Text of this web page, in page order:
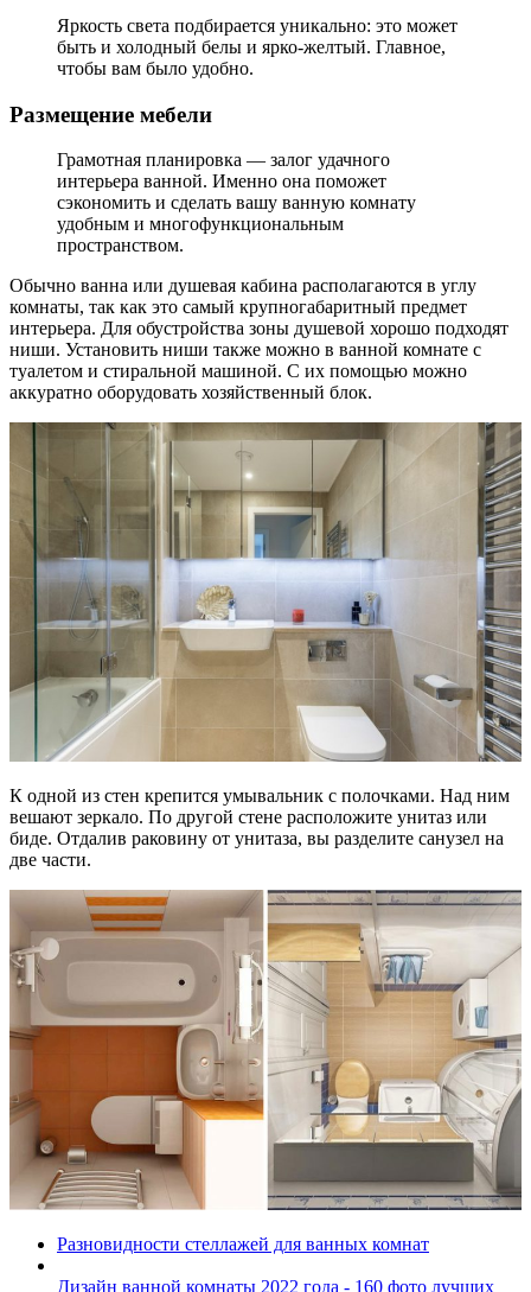
Яркость света подбирается уникально: это может
быть и холодный белы и ярко-желтый. Главное,
чтобы вам было удобно.
Размещение мебели
Грамотная планировка — залог удачного
интерьера ванной. Именно она поможет
сэкономить и сделать вашу ванную комнату
удобным и многофункциональным
пространством.
Обычно ванна или душевая кабина располагаются в углу
комнаты, так как это самый крупногабаритный предмет
интерьера. Для обустройства зоны душевой хорошо подходят
ниши. Установить ниши также можно в ванной комнате с
туалетом и стиральной машиной. С их помощью можно
аккуратно оборудовать хозяйственный блок.
К одной из стен крепится умывальник с полочками. Над ним
вешают зеркало. По другой стене расположите унитаз или
биде. Отдалив раковину от унитаза, вы разделите санузел на
две части.
Разновидности стеллажей для ванных комнат
Дизайн ванной комнаты 2022 года - 160 фото лучших